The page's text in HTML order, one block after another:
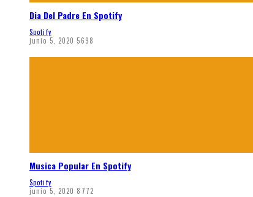
Dia Del Padre En Spotify
Spotify
junio 5, 2020 5698
Musica Popular En Spotify
Spotify
junio 5, 2020 8772